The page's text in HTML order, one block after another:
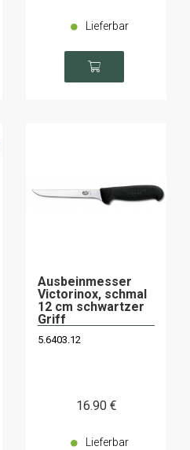
Lieferbar
Ausbeinmesser
Victorinox, schmal
12 cm schwartzer
Griff
5.6403.12
16.90 €
Lieferbar